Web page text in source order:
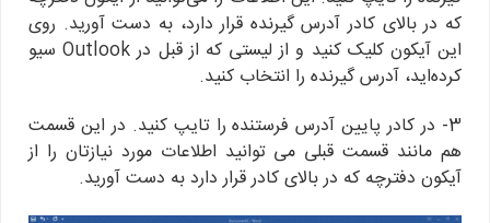
که در بالای کادر آدرس گیرنده قرار دارد، به دست آورید. روی
این آیکون کلیک کنید و از لیستی که از قبل در Outlook سیو
کرده‌اید، آدرس گیرنده را انتخاب کنید.
3- در کادر پایین آدرس فرستنده را تایپ کنید. در این قسمت
هم مانند قسمت قبلی می توانید اطلاعات مورد نیازتان را از
آیکون دفترچه که در بالای کادر قرار دارد به دست آورید.